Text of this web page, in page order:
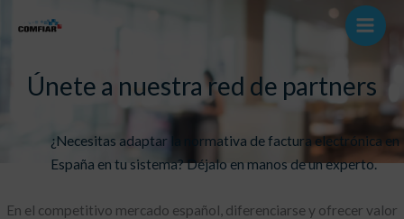
Únete a nuestra red de partners
¿Necesitas adaptar la normativa de factura electrónica en
España en tu sistema? Déjalo en manos de un experto.
En el competitivo mercado español, diferenciarse y ofrecer valor